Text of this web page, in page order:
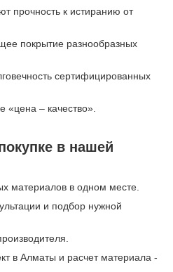
прочность к истиранию от
покрытие разнообразных
сертифицированных
– качество».
в нашей
материалов в одном месте.
и подбор нужной
в Алматы и расчет материала -